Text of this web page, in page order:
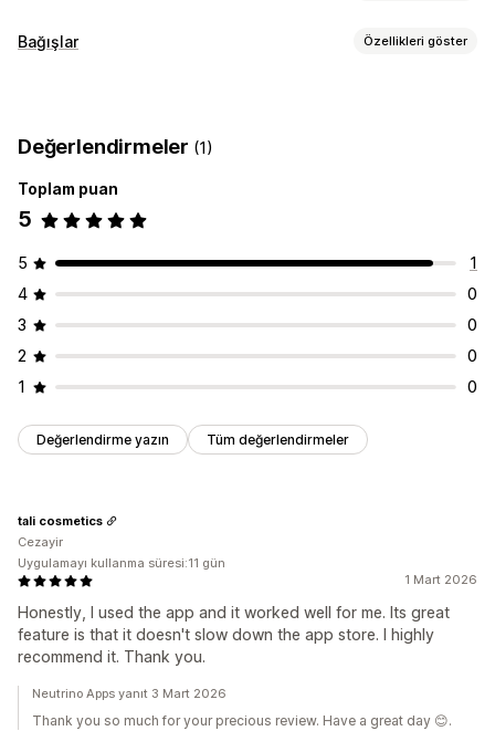
Simge türleri
Animasyonlar Kenarlıklar
Simge konumu
Manuel konum
Bağışlar Özellikleri göster
Bağış yönetimi
Bağış tutarı Vergi makbuzları
Özelleştirme
Rozetler Canlı sayaç Bağış widget’ı
Değerlendirmeler (1)
Toplam puan
5
5
1
4
0
3
0
2
0
1
0
Değerlendirme yazın Tüm değerlendirmeler
1 Mart 2026
Honestly, I used the app and it worked well for me. Its great
feature is that it doesn't slow down the app store. I highly
recommend it. Thank you.
tali cosmetics
Cezayir
Uygulamayı kullanma süresi:11 gün
Neutrino Apps yanıt 3 Mart 2026
Thank you so much for your precious review. Have a great day 😊.